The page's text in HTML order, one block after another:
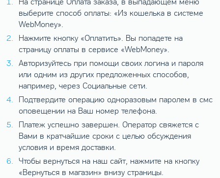
выберите способ оплаты: «Из кошелька в системе
WebMoney».
Нажмите кнопку «Оплатить». Вы попадете на
страницу оплаты в сервисе «WebMoney».
Авторизуйтесь при помощи своих логина и пароля
или одним из других предложенных способов,
например, через Социальные сети.
Подтвердите операцию одноразовым паролем в смс
оповещении на Ваш номер телефона.
Платеж успешно завершен. Оператор свяжется с
Вами в кратчайшие сроки с целью обсуждения
условия и время доставки.
Чтобы вернуться на наш сайт, нажмите на кнопку
«Вернуться в магазин» внизу страницы.